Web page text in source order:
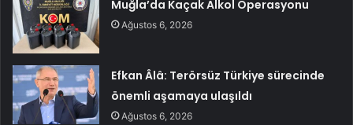
Muğla’da Kaçak Alkol Operasyonu
Ağustos 6, 2026
Efkan Âlâ: Terörsüz Türkiye sürecinde
önemli aşamaya ulaşıldı
Ağustos 6, 2026